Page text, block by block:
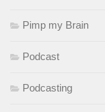
Pimp my Brain
Podcast
Podcasting